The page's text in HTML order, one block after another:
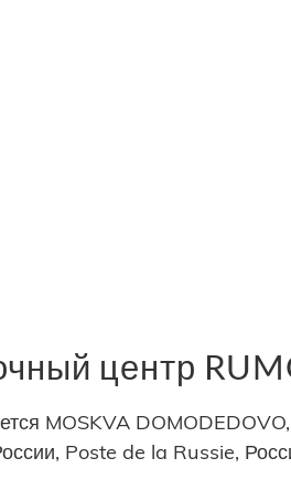
центр
MOSKVA
Poste de la Russie,